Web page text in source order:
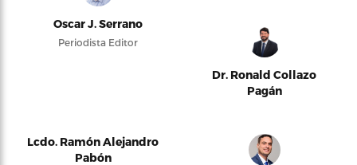
Oscar J. Serrano
Periodista Editor
Dr. Ronald Collazo
Pagán
Lcdo. Ramón Alejandro
Pabón